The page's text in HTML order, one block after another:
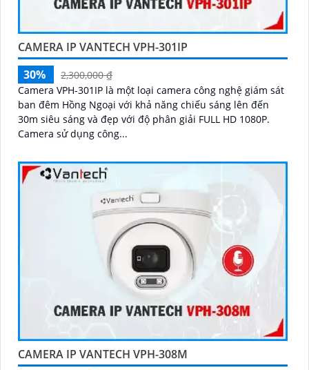
CAMERA IP VANTECH VPH-301IP
30%
2,300,000 ₫
Camera VPH-301IP là một loại camera công nghệ giám sát
ban đêm Hồng Ngoại với khả năng chiếu sáng lên đến
30m siêu sáng và đẹp với độ phân giải FULL HD 1080P.
Camera sử dụng công...
CAMERA IP VANTECH VPH-308M